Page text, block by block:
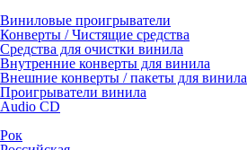
Виниловые проигрыватели
Конверты / Чистящие средства
Средства для очистки винила
Внутренние конверты для винила
Внешние конверты / пакеты для винила
Проигрыватели винила
Audio CD
Рок